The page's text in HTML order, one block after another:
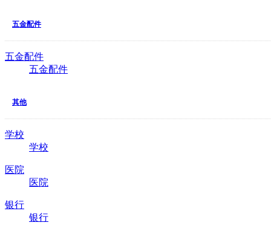
五金配件
五金配件
五金配件
其他
学校
学校
医院
医院
银行
银行